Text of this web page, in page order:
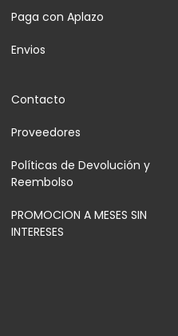
Paga con Aplazo
Envios
Contacto
Proveedores
Políticas de Devolución y
Reembolso
PROMOCION A MESES SIN
INTERESES